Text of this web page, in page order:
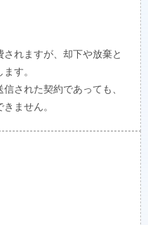
れますが、却下や放棄と
す。
された契約であっても、
ません。